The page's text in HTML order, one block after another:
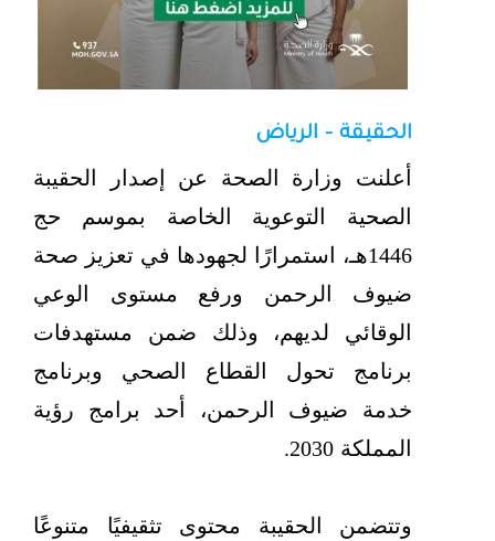
الحقيقة - الرياض
أعلنت وزارة الصحة عن إصدار الحقيبة
الصحية التوعوية الخاصة بموسم حج
1446هـ، استمرارًا لجهودها في تعزيز صحة
ضيوف الرحمن ورفع مستوى الوعي
الوقائي لديهم، وذلك ضمن مستهدفات
برنامج تحول القطاع الصحي وبرنامج
خدمة ضيوف الرحمن، أحد برامج رؤية
المملكة 2030.
وتتضمن الحقيبة محتوى تثقيفيًا متنوعًا